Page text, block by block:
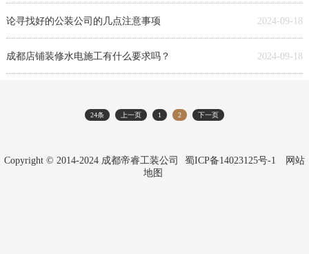
2024-09-18
论寻找好的公装公司的几点注意事项
2024-09-18
成都店铺装修水电施工有什么要求吗？
24条 上一页 1 2 下一页
Copyright © 2014-2024 成都帝睿工装公司 蜀ICP备14023125号-1
网站
地图